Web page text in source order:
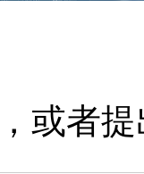
或者